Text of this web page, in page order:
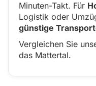
Minuten-Takt. Für
Logistik oder
günstige
Vergleichen Sie
das Mattertal.